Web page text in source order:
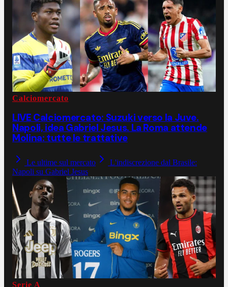
Calciomercato
LIVE Calciomercato: Suzuki verso la Juve.
Napoli, idea Gabriel Jesus. La Roma attende
Molina: tutte le trattative
Le ultime sul mercato
L'indiscrezione dal Brasile:
Napoli su Gabriel Jesus
Serie A